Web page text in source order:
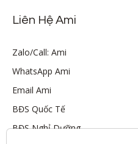
Liên Hệ Ami
Zalo/Call: Ami
WhatsApp Ami
Email Ami
BĐS Quốc Tế
BĐS Nghỉ Dưỡng